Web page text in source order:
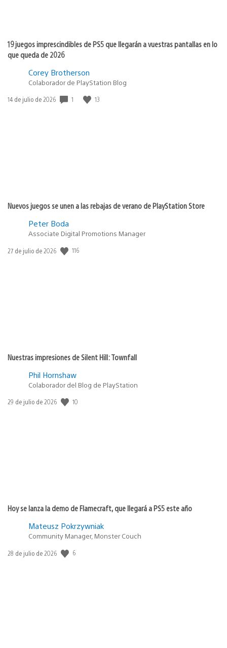
19 juegos imprescindibles de PS5 que llegarán a vuestras pantallas en lo
que queda de 2026
Corey Brotherson
Colaborador de PlayStation Blog
Fecha
14 de julio de 2026 1 13
Nuevos juegos se unen a las rebajas de verano de PlayStation Store
Peter Boda
Associate Digital Promotions Manager
Fecha
27 de julio de 2026 116
Nuestras impresiones de Silent Hill: Townfall
Phil Hornshaw
Colaborador del Blog de PlayStation
Fecha
29 de julio de 2026 10
Hoy se lanza la demo de Flamecraft, que llegará a PS5 este año
Mateusz Pokrzywniak
Community Manager, Monster Couch
Fecha
28 de julio de 2026 6